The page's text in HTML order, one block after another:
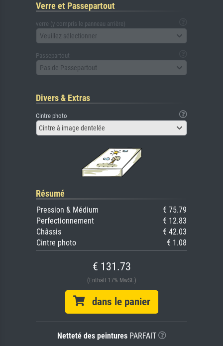
Verre et Passepartout
verre (y compris le panneau arrière)
Veuillez sélectionner
Passepartout
Pas de Passepartout
Divers & Extras
Cintre photo
Cintre à image dentelée
Résumé
Pression & Médium
€ 75.79
Perfectionnement
€ 12.83
Châssis
€ 42.03
Cintre photo
€ 1.08
€ 131.73
(Enthält 17% MwSt.)
dans le panier
Netteté des peinturesPARFAIT